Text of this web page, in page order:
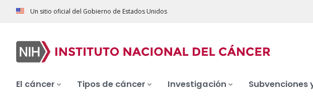
Un sitio oficial del Gobierno de Estados Unidos
El cáncer Tipos de cáncer Investigación